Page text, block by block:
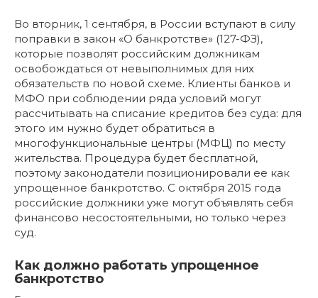
Во вторник, 1 сентября, в России вступают в силу
поправки в закон «О банкротстве» (127-ФЗ),
которые позволят российским должникам
освобождаться от невыполнимых для них
обязательств по новой схеме. Клиенты банков и
МФО при соблюдении ряда условий могут
рассчитывать на списание кредитов без суда: для
этого им нужно будет обратиться в
многофункциональные центры (МФЦ) по месту
жительства. Процедура будет бесплатной,
поэтому законодатели позиционировали ее как
упрощенное банкротство. С октября 2015 года
российские должники уже могут объявлять себя
финансово несостоятельными, но только через
суд.
Как должно работать упрощенное
банкротство